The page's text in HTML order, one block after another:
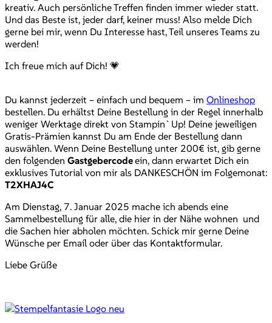
kreativ. Auch persönliche Treffen finden immer wieder statt.
Und das Beste ist, jeder darf, keiner muss! Also melde Dich
gerne bei mir, wenn Du Interesse hast, Teil unseres Teams zu
werden!
Ich freue mich auf Dich! 💗
Du kannst jederzeit – einfach und bequem – im Onlineshop
bestellen. Du erhältst Deine Bestellung in der Regel innerhalb
weniger Werktage direkt von Stampin`Up! Deine jeweiligen
Gratis-Prämien kannst Du am Ende der Bestellung dann
auswählen. Wenn Deine Bestellung unter 200€ ist, gib gerne
den folgenden Gastgebercodeein, dann erwartet Dich ein
exklusives Tutorial von mir als DANKESCHÖN im Folgemonat:
T2XHAJ4C
Am Dienstag, 7. Januar 2025 mache ich abends eine
Sammelbestellung für alle, die hier in der Nähe wohnen und
die Sachen hier abholen möchten. Schick mir gerne Deine
Wünsche per Email oder über das Kontaktformular.
Liebe Grüße